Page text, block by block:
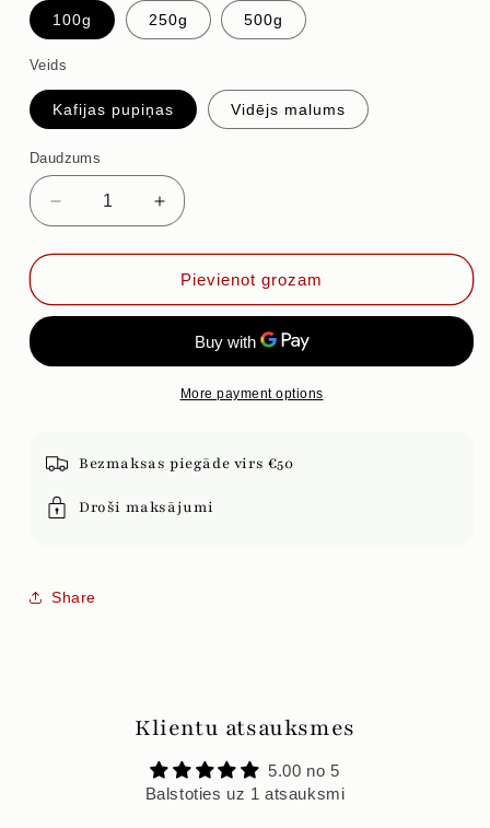
100g 250g 500g
Veids
Kafijas pupiņas Vidējs malums
Daudzums
Samazināt
daudzumu
priekš
APELSĪNS
Palielināt
daudzumu
priekš
ŠOKOLĀDE
APELSĪNS
Pievienot grozam
More payment options
Bezmaksas piegāde virs €50
Droši maksājumi
Share
Klientu atsauksmes
5.00 no 5
Balstoties uz 1 atsauksmi